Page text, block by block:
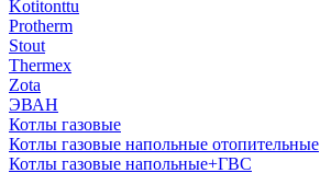
Kotitonttu
Protherm
Stout
Thermex
Zota
ЭВАН
Котлы газовые
Котлы газовые напольные отопительные
Котлы газовые напольные+ГВС